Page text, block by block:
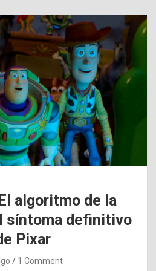
algoritmo de la
síntoma definitivo
Pixar
1 Comment